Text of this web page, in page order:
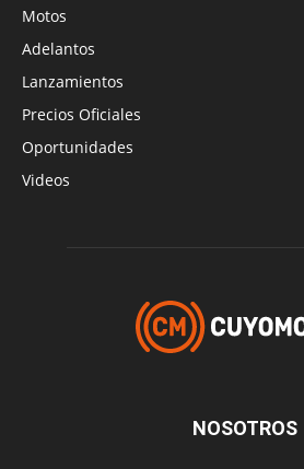
Motos
Adelantos
Lanzamientos
Precios Oficiales
Oportunidades
Videos
NOSOTROS